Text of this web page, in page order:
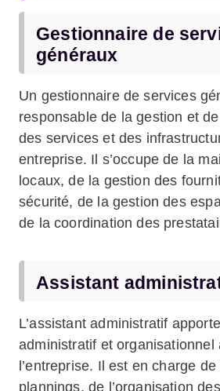
Gestionnaire de
généraux
Un gestionnaire de services
responsable de la gestion et
des services et des
entreprise. Il s’occupe de la
locaux, de la gestion des
sécurité, de la gestion des
de la coordination des
Assistant
L’assistant administratif
administratif et organisationnel
l’entreprise. Il est en charge
plannings, de l’organisation